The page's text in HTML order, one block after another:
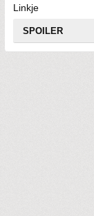
Linkje
SPOILER